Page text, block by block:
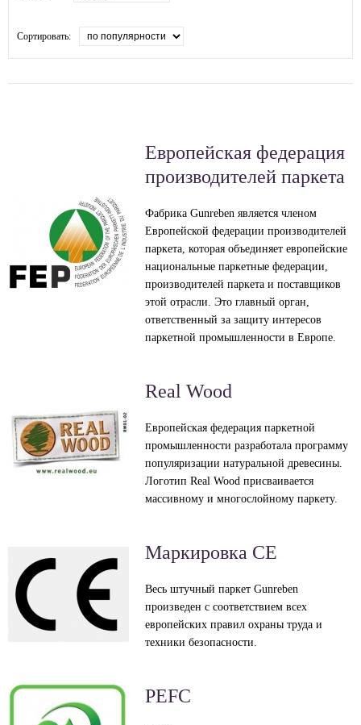
Сортировать:
Европейская федерация
производителей паркета
Фабрика Gunreben является членом
Европейской федерации производителей
паркета, которая объединяет европейские
национальные паркетные федерации,
производителей паркета и поставщиков
этой отрасли. Это главный орган,
ответственный за защиту интересов
паркетной промышленности в Европе.
Real Wood
Европейская федерация паркетной
промышленности разработала программу
популяризации натуральной древесины.
Логотип Real Wood присваивается
массивному и многослойному паркету.
Маркировка CE
Весь штучный паркет Gunreben
произведен с соответствием всех
европейских правил охраны труда и
техники безопасности.
PEFC